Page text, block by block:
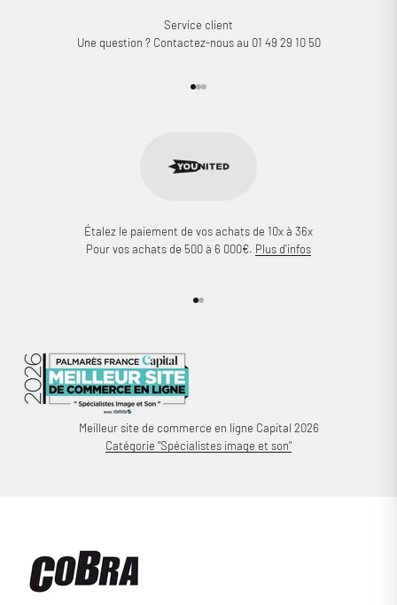
Service client
Une question ? Contactez-nous au 01 49 29 10 50
Aller à l'élément 1
Aller à l'élément 2
Aller à l'élément 3
Étalez le paiement de vos achats de 10x à 36x
Pour vos achats de 500 à 6 000€. Plus d'infos
Aller à l'élément 1
Aller à l'élément 2
Meilleur site de commerce en ligne Capital 2026
Catégorie "Spécialistes image et son"